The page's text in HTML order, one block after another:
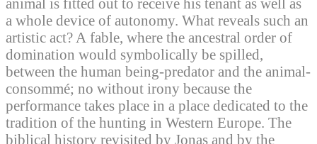
a whole device of autonomy. What reveals such an
artistic act? A fable, where the ancestral order of
domination would symbolically be spilled,
between the human being-predator and the animal-
consommé; no without irony because the
performance takes place in a place dedicated to the
tradition of the hunting in Western Europe. The
biblical history revisited by Jonas and by the